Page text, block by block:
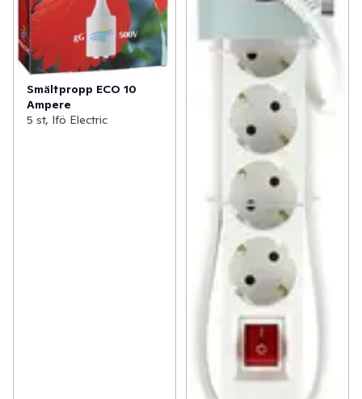
Smältpropp ECO 10
Ampere
5 st, Ifö Electric